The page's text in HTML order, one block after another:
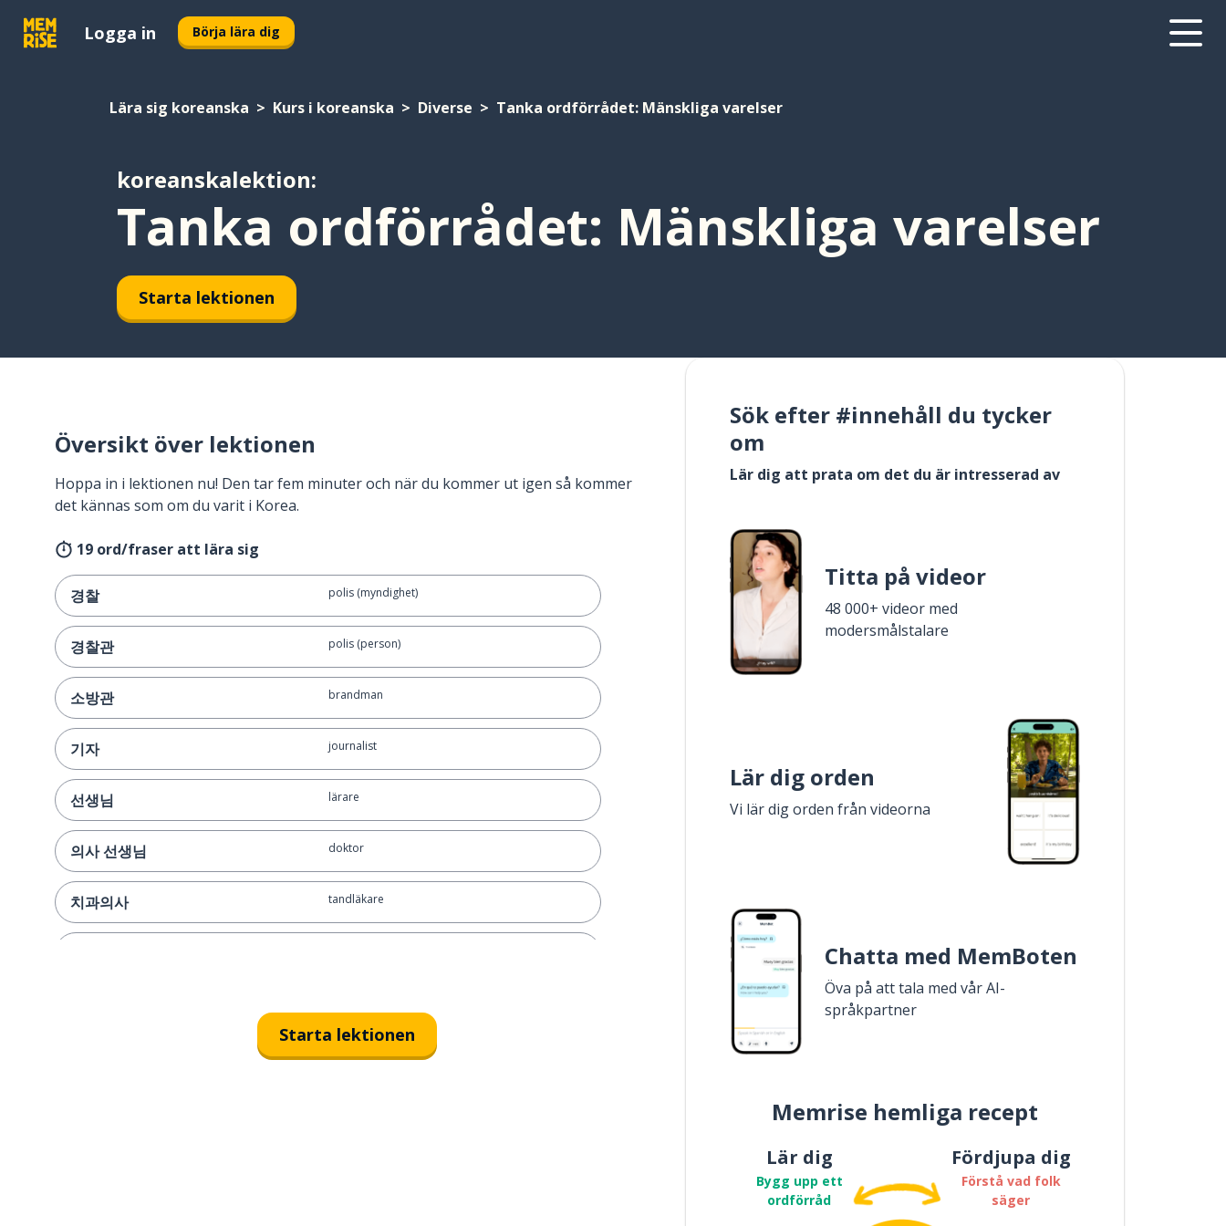
Logga in Börja lära dig
Lära sig koreanska Kurs i koreanska Diverse Tanka ordförrådet: Mänskliga varelser
koreanskalektion:
Tanka ordförrådet: Mänskliga varelser
Starta lektionen
Översikt över lektionen
Hoppa in i lektionen nu! Den tar fem minuter och när du kommer ut igen så kommer
det kännas som om du varit i Korea.
19 ord/fraser att lära sig
경찰 polis (myndighet)
경찰관 polis (person)
소방관 brandman
기자 journalist
선생님 lärare
의사 선생님 doktor
치과의사 tandläkare
Starta lektionen
Sök efter #innehåll du tycker
om
Lär dig att prata om det du är intresserad av
Titta på videor
48 000+ videor med
modersmålstalare
Lär dig orden
Vi lär dig orden från videorna
Chatta med MemBoten
Öva på att tala med vår AI-
språkpartner
Memrise hemliga recept
Lär dig
Bygg upp ett
ordförråd
Fördjupa dig
Förstå vad folk
säger